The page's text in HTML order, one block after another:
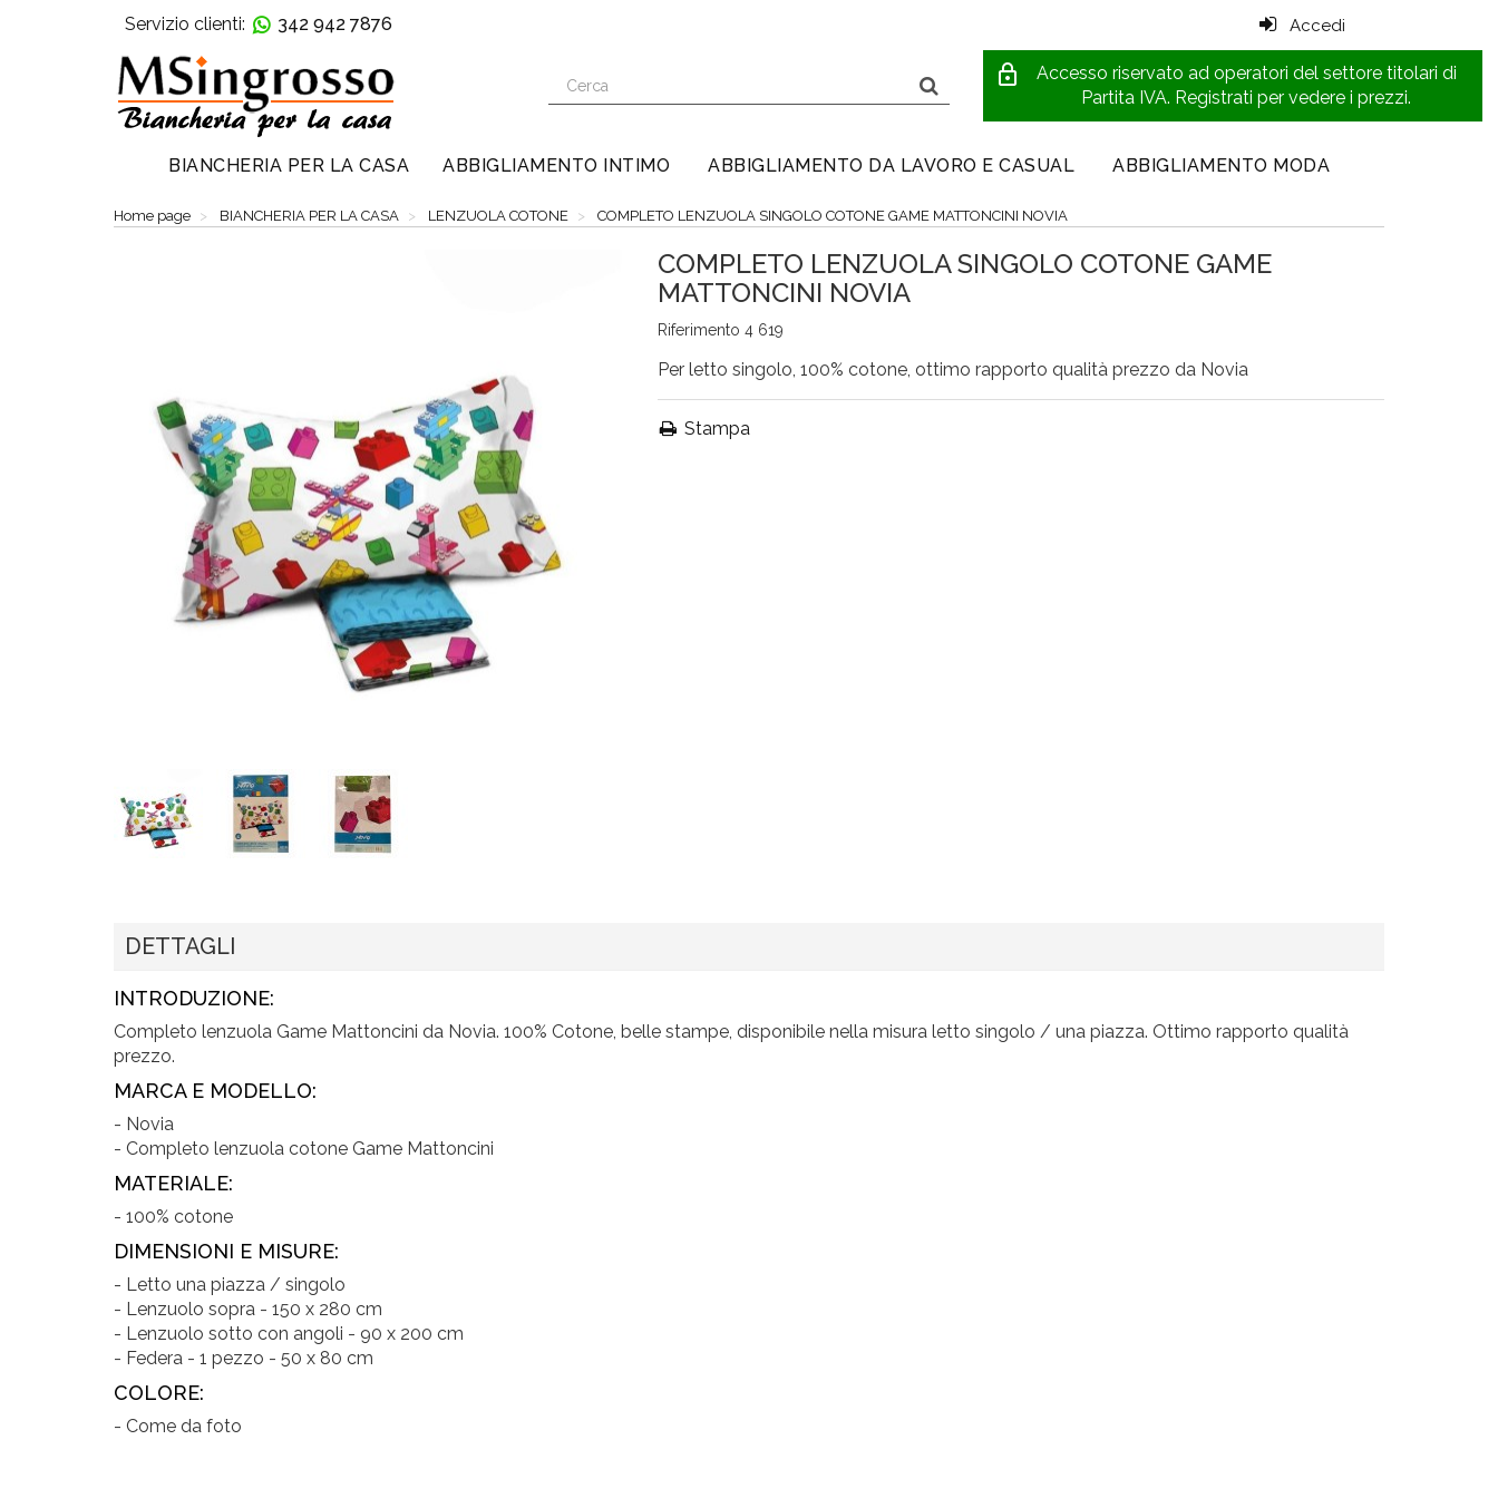
Servizio clienti: 342 942 7876 Accedi
lock_outline
Accesso riservato ad operatori del settore titolari di
Partita IVA. Registrati per vedere i prezzi.
BIANCHERIA PER LA CASA ABBIGLIAMENTO INTIMO ABBIGLIAMENTO DA LAVORO E CASUAL ABBIGLIAMENTO MODA
Home page BIANCHERIA PER LA CASA LENZUOLA COTONE COMPLETO LENZUOLA SINGOLO COTONE GAME MATTONCINI NOVIA
COMPLETO LENZUOLA SINGOLO COTONE GAME
MATTONCINI NOVIA
Riferimento 4 619
Per letto singolo, 100% cotone, ottimo rapporto qualità prezzo da Novia
Stampa
DETTAGLI
INTRODUZIONE:
Completo lenzuola Game Mattoncini da Novia. 100% Cotone, belle stampe, disponibile nella misura letto singolo / una piazza. Ottimo rapporto qualità
prezzo.
MARCA E MODELLO:
- Novia
- Completo lenzuola cotone Game Mattoncini
MATERIALE:
- 100% cotone
DIMENSIONI E MISURE:
- Letto una piazza / singolo
- Lenzuolo sopra - 150 x 280 cm
- Lenzuolo sotto con angoli - 90 x 200 cm
- Federa - 1 pezzo - 50 x 80 cm
COLORE:
- Come da foto